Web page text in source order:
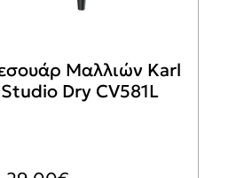
Μαλλιών Karl
Dry CV581L